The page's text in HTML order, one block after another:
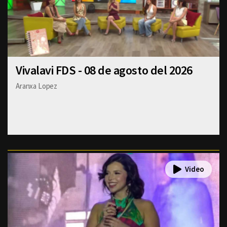
Vivalavi FDS - 08 de agosto del 2026
Aranxa Lopez